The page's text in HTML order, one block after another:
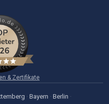
& Zertifikate
· Bayern · Berlin ·